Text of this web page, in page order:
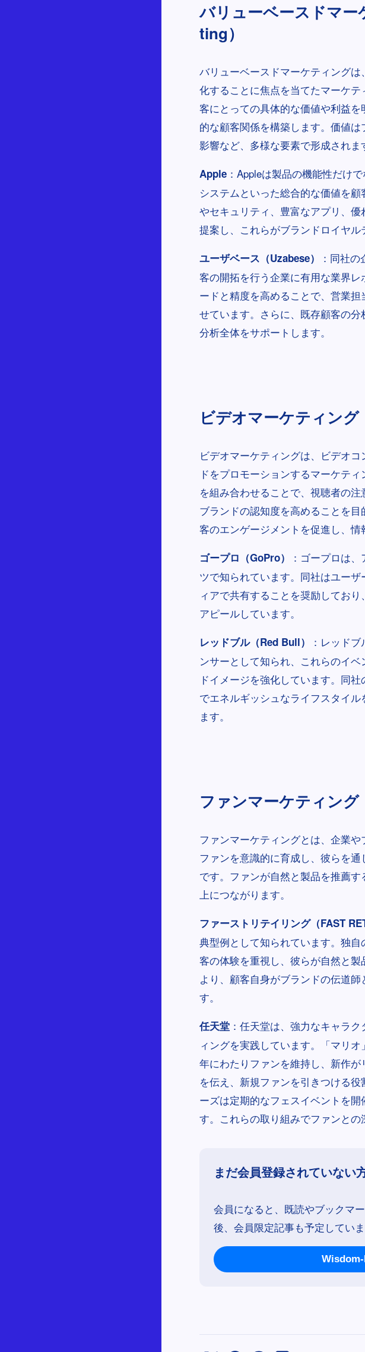
バリューベースドマ
ting）
バリューベースドマーケティング
化することに焦点を当てたマーケ
客にとっての具体的な価値や利益
的な顧客関係を構築します。価値
影響など、多様な要素で形成されま
Apple ：Appleは製品の機能性だけ
システムといった総合的な価値を
やセキュリティ、豊富なアプリ、
提案し、これらがブランドロイヤル
ユーザベース（Uzabese）
：同社
客の開拓を行う企業に有用な業界
ードと精度を高めることで、営業
せています。さらに、既存顧客の
分析全体をサポートします。
ビデオマーケティング
ビデオマーケティングは、ビデオ
ドをプロモーションするマーケテ
を組み合わせることで、視聴者の
ブランドの認知度を高めることを
客のエンゲージメントを促進し、情
ゴープロ（GoPro）
：ゴープロは
ツで知られています。同社はユー
ィアで共有することを奨励してお
アピールしています。
レッドブル（Red Bull）
：レッド
ンサーとして知られ、これらのイ
ドイメージを強化しています。同
でエネルギッシュなライフスタイ
ます。
ファンマーケティング
ファンマーケティングとは、企業
ファンを意識的に育成し、彼らを
です。ファンが自然と製品を推薦
上につながります。
ファーストリテイリング（FAST
典型例として知られています。独
客の体験を重視し、彼らが自然と
より、顧客自身がブランドの伝道
す。
任天堂 ：任天堂は、強力なキャラ
ィングを実践しています。「マリ
年にわたりファンを維持し、新作
を伝え、新規ファンを引きつける
ーズは定期的なフェスイベントを
す。これらの取り組みでファンとの
まだ会員登録されていない
会員になると、既読やブックマ
後、会員限定記事も予定してい
Wisdom-